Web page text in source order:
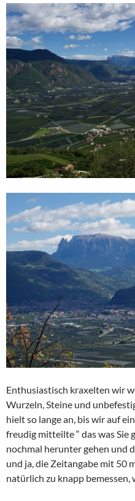
Enthusiastisch kraxelten wir
Wurzeln, Steine und
hielt so lange an, bis wir auf
freudig mitteilte “ das was Sie
nochmal herunter gehen und
und ja, die Zeitangabe mit 50
natürlich zu knapp bemessen,